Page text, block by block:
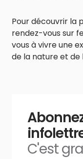
Pour découvrir la
rendez-vous sur
vous à vivre une
de la nature et de
C'est